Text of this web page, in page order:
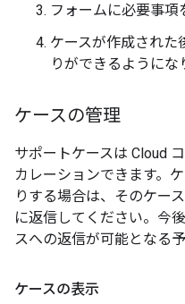
フォームに必要事項
ケースが作成された
りができるようにな
ケースの管理
サポートケースは Cloud
カレーションできます。
りする場合は、そのケー
に返信してください。今
スへの返信が可能となる予
ケースの表示